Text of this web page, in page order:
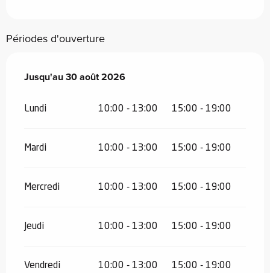
Périodes d'ouverture
Du4 juillet 2026au30 août 2026
Jusqu'au30 août 2026
Lundi 10:00 - 13:00 15:00 - 19:00
Mardi 10:00 - 13:00 15:00 - 19:00
Mercredi 10:00 - 13:00 15:00 - 19:00
Jeudi 10:00 - 13:00 15:00 - 19:00
Vendredi 10:00 - 13:00 15:00 - 19:00